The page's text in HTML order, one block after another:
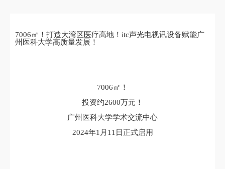
7006㎡！打造大湾区医疗高地！itc声光电视讯设备赋能广
州医科大学高质量发展！
7006㎡！
投资约2600万元！
广州医科大学学术交流中心
2024年1月11日正式启用